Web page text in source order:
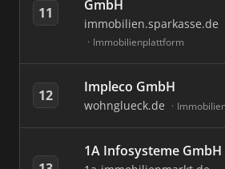
11
GmbH
immobilien.sparkasse.de
Immobilienplattform
12 Impleco GmbH
wohnglueck.de
1A Infosysteme GmbH